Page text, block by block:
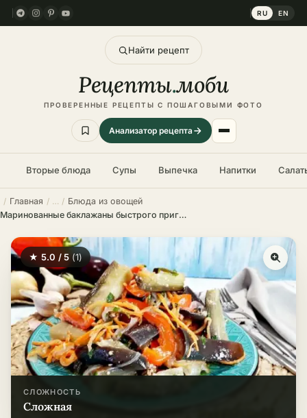
RU EN
Найти рецепт
Рецепты.моби
ПРОВЕРЕННЫЕ РЕЦЕПТЫ С ПОШАГОВЫМИ ФОТО
Анализатор рецепта
Вторые блюда Супы Выпечка Напитки
Главная
Блюда из овощей
Маринованные баклажаны быстрого приготовления
★ 5.0 / 5 (1)
СЛОЖНОСТЬ
сложная